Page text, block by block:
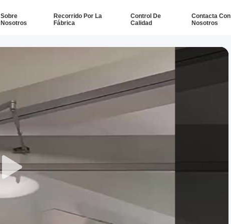
Sobre
Nosotros
Recorrido Por La
Fábrica
Control De
Calidad
Contacta Con
Nosotros